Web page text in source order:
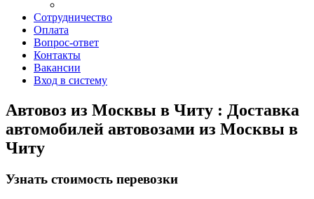
Сотрудничество
Оплата
Вопрос-ответ
Контакты
Вакансии
Вход в систему
Автовоз из Москвы в Читу : Доставка
автомобилей автовозами из Москвы в
Читу
Узнать стоимость перевозки